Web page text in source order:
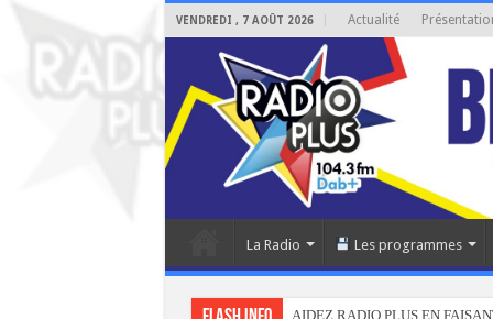
VENDREDI , 7 AOÛT 2026 Actualité
La Radio Les programmes
AIDEZ RADIO PLUS EN